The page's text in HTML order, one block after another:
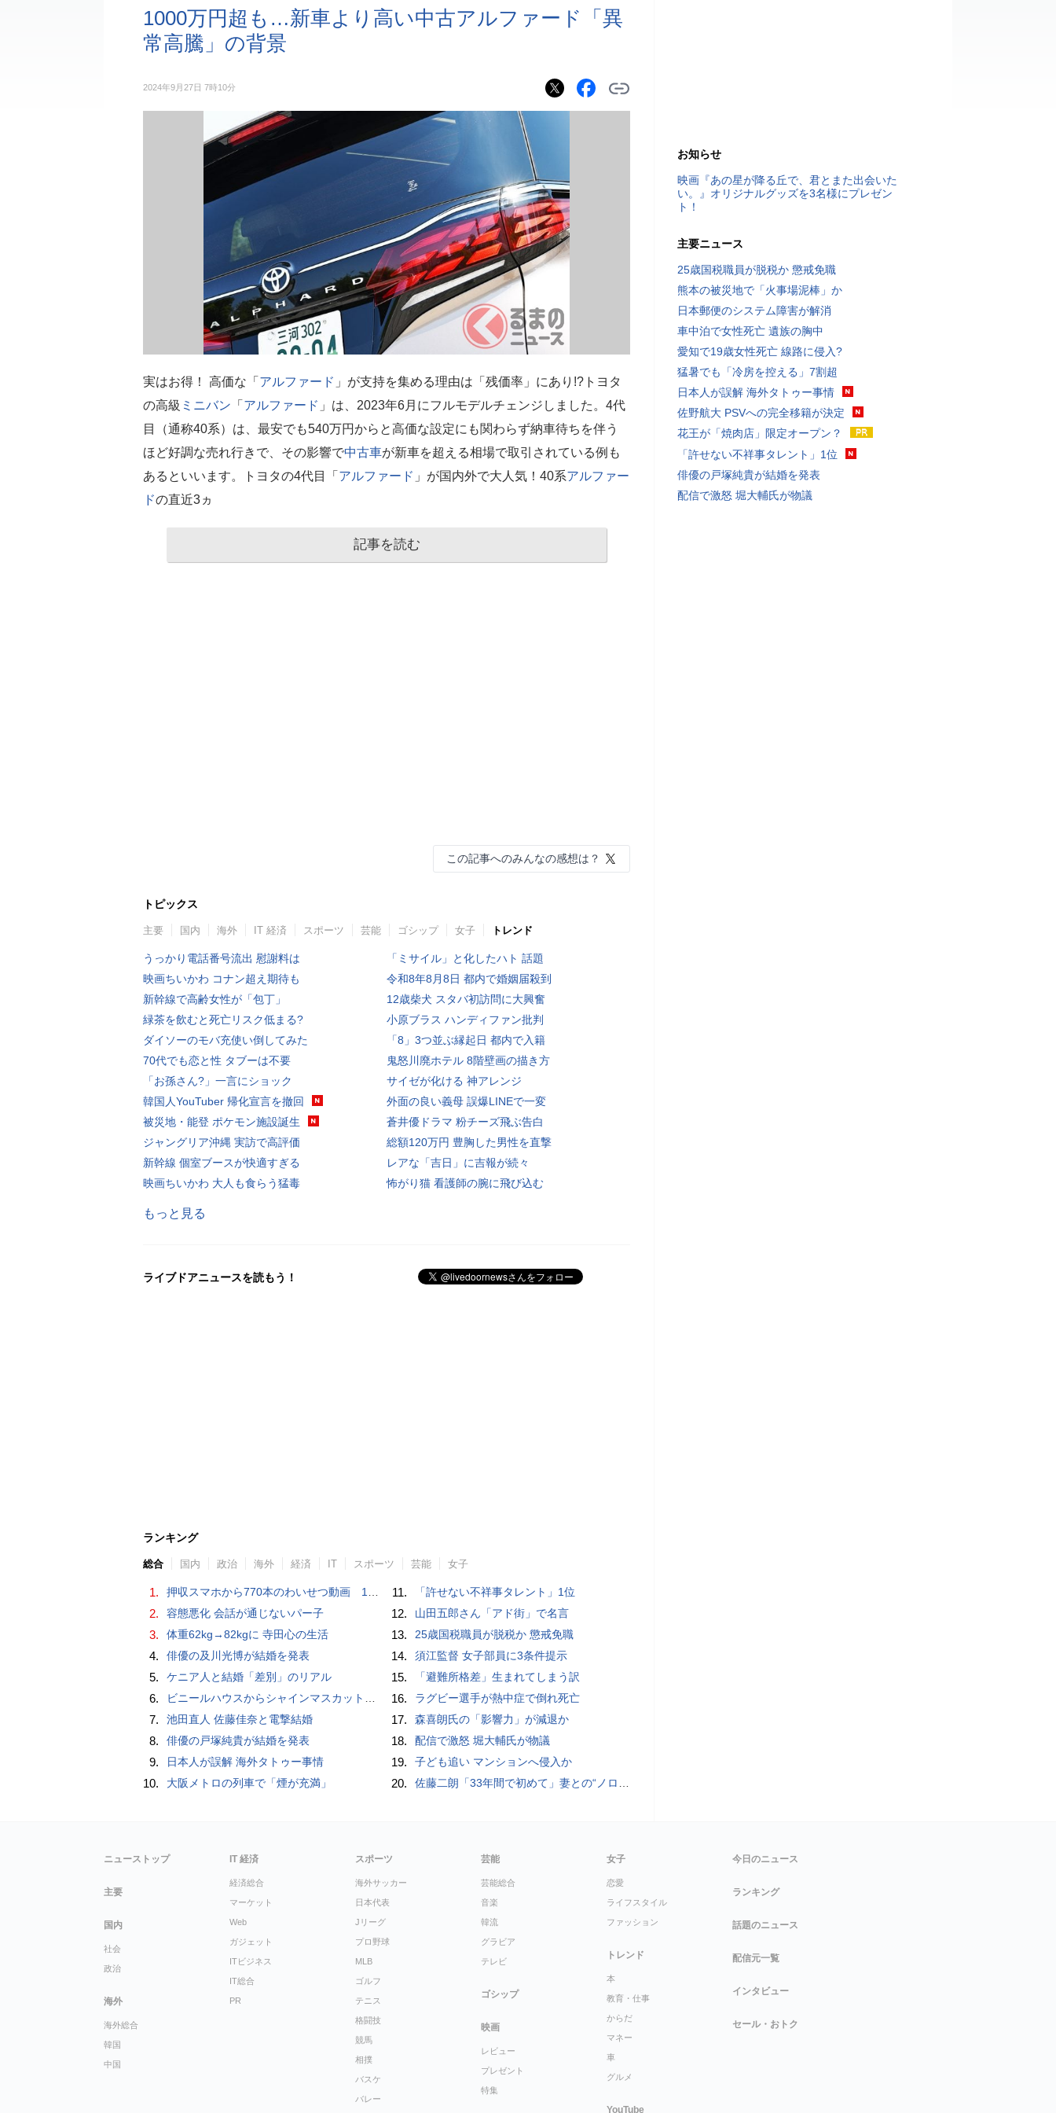
1000万円超も…新車より高い中古アルファード「異
常高騰」の背景
2024年9月27日 7時10分
実はお得！ 高価な「 アルファード 」が支持を集める理由は「残価率」にあり!?トヨタ
の高級 ミニバン 「 アルファード 」は、2023年6月にフルモデルチェンジしました。4代
目（通称40系）は、最安でも540万円からと高価な設定にも関わらず納車待ちを伴う
ほど好調な売れ行きで、その影響で中古車が新車を超える相場で取引されている例も
あるといいます。トヨタの4代目「 アルファード 」が国内外で大人気！40系アルファー
ドの直近3ヵ
記事を読む
この記事へのみんなの感想は？
トピックス
主要 国内 海外 IT 経済 スポーツ 芸能 ゴシップ 女子 トレンド
うっかり電話番号流出 慰謝料は
映画ちいかわ コナン超え期待も
新幹線で高齢女性が「包丁」
緑茶を飲むと死亡リスク低まる?
ダイソーのモバ充使い倒してみた
70代でも恋と性 タブーは不要
「お孫さん?」一言にショック
韓国人YouTuber 帰化宣言を撤回
被災地・能登 ポケモン施設誕生
ジャングリア沖縄 実訪で高評価
新幹線 個室ブースが快適すぎる
映画ちいかわ 大人も食らう猛毒
「ミサイル」と化したハト 話題
令和8年8月8日 都内で婚姻届殺到
12歳柴犬 スタバ初訪問に大興奮
小原ブラス ハンディファン批判
「8」3つ並ぶ縁起日 都内で入籍
鬼怒川廃ホテル 8階壁画の描き方
サイゼが化ける 神アレンジ
外面の良い義母 誤爆LINEで一変
蒼井優ドラマ 粉チーズ飛ぶ告白
総額120万円 豊胸した男性を直撃
レアな「吉日」に吉報が続々
怖がり猫 看護師の腕に飛び込む
もっと見る
ライブドアニュースを読もう！
ランキング
総合 国内 政治 海外 経済 IT スポーツ 芸能 女子
1. 押収スマホから770本のわいせつ動画 15歳少女に酒と薬飲ませ性的暴行か 54歳男を再逮捕 「薬もありますよ」とSNSで誘い出し
2. 容態悪化 会話が通じないパー子
3. 体重62kg→82kgに 寺田心の生活
4. 俳優の及川光博が結婚を発表
5. ケニア人と結婚「差別」のリアル
6. ビニールハウスからシャインマスカット約200房を盗んだ疑い ネットで販売か 無職の男（42）逮捕 岡山県警
7. 池田直人 佐藤佳奈と電撃結婚
8. 俳優の戸塚純貴が結婚を発表
9. 日本人が誤解 海外タトゥー事情
10. 大阪メトロの列車で「煙が充満」
11. 「許せない不祥事タレント」1位
12. 山田五郎さん「アド街」で名言
13. 25歳国税職員が脱税か 懲戒免職
14. 須江監督 女子部員に3条件提示
15. 「避難所格差」生まれてしまう訳
16. ラグビー選手が熱中症で倒れ死亡
17. 森喜朗氏の「影響力」が減退か
18. 配信で激怒 堀大輔氏が物議
19. 子ども追い マンションへ侵入か
20. 佐藤二朗「33年間で初めて」妻との“ノロケ砲”に反響続々「威力抜群」「奥様かっこいい」
お知らせ
映画『あの星が降る丘で、君とまた出会いた
い。』オリジナルグッズを3名様にプレゼン
ト！
主要ニュース
25歳国税職員が脱税か 懲戒免職
熊本の被災地で「火事場泥棒」か
日本郵便のシステム障害が解消
車中泊で女性死亡 遺族の胸中
愛知で19歳女性死亡 線路に侵入?
猛暑でも「冷房を控える」7割超
日本人が誤解 海外タトゥー事情
佐野航大 PSVへの完全移籍が決定
花王が「焼肉店」限定オープン？
「許せない不祥事タレント」1位
俳優の戸塚純貴が結婚を発表
配信で激怒 堀大輔氏が物議
ニューストップ
主要
国内
社会
政治
海外
海外総合
韓国
中国
IT 経済
経済総合
マーケット
Web
ガジェット
ITビジネス
IT総合
PR
スポーツ
海外サッカー
日本代表
Jリーグ
プロ野球
MLB
ゴルフ
テニス
格闘技
競馬
相撲
バスケ
バレー
芸能
芸能総合
音楽
韓流
グラビア
テレビ
ゴシップ
映画
レビュー
プレゼント
特集
女子
恋愛
ライフスタイル
ファッション
トレンド
本
教育・仕事
からだ
マネー
車
グルメ
YouTube
今日のニュース
ランキング
話題のニュース
配信元一覧
インタビュー
セール・おトク